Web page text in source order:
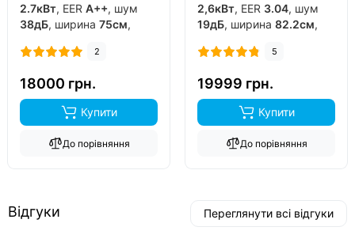
2.7кВт, EER A++, шум
38дБ, ширина 75см,
китай, інвертор
2
18000 грн.
Купити
До порівняння
2,6кВт, EER 3.04, шум
19дБ, ширина 82.2см,
китай, інвертор
5
19999 грн.
Купити
До порівняння
Відгуки Переглянути всі відгуки